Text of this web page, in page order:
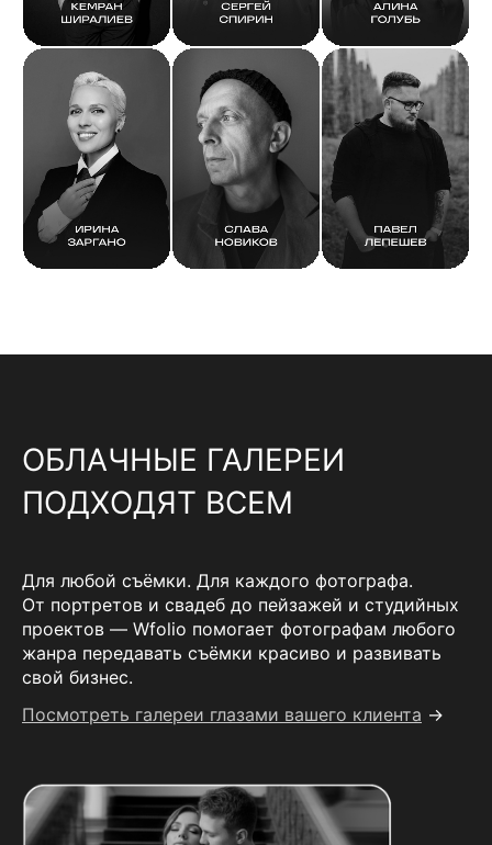
ОБЛАЧНЫЕ ГАЛЕРЕИ
ПОДХОДЯТ ВСЕМ
Для любой съёмки. Для каждого фотографа.
От портретов и свадеб до пейзажей и студийных
проектов — Wfolio помогает фотографам любого
жанра передавать съёмки красиво и развивать
свой бизнес.
Посмотреть галереи глазами вашего клиента →